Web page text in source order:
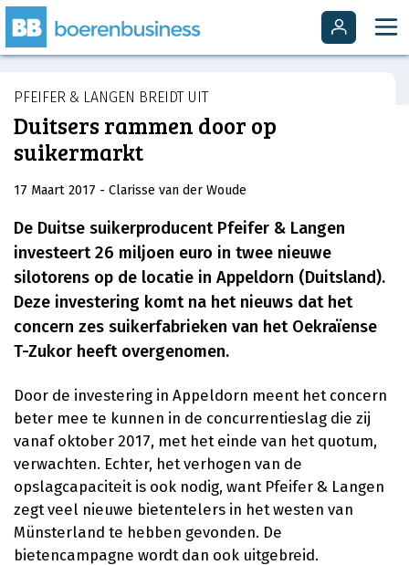
PFEIFER & LANGEN BREIDT UIT
Duitsers rammen door op
suikermarkt
17 Maart 2017 - Clarisse van der Woude
De Duitse suikerproducent Pfeifer & Langen
investeert 26 miljoen euro in twee nieuwe
silotorens op de locatie in Appeldorn (Duitsland).
Deze investering komt na het nieuws dat het
concern zes suikerfabrieken van het Oekraïense
T-Zukor heeft overgenomen.
Door de investering in Appeldorn meent het concern
beter mee te kunnen in de concurrentieslag die zij
vanaf oktober 2017, met het einde van het quotum,
verwachten. Echter, het verhogen van de
opslagcapaciteit is ook nodig, want Pfeifer & Langen
zegt veel nieuwe bietentelers in het westen van
Münsterland te hebben gevonden. De
bietencampagne wordt dan ook uitgebreid.